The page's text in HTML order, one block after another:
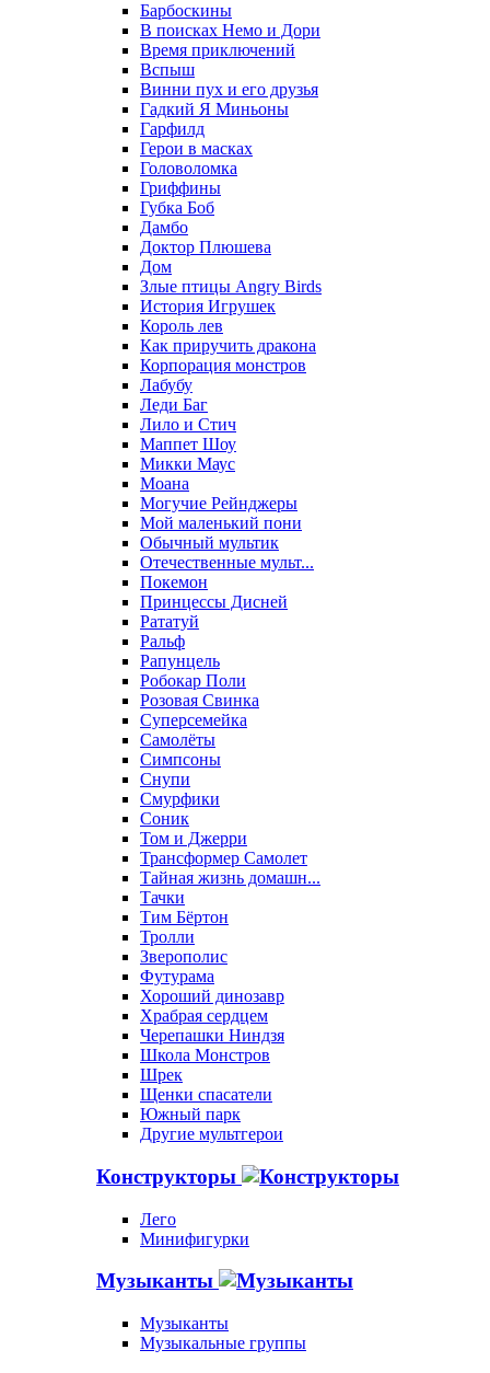
Барбоскины
В поисках Немо и Дори
Время приключений
Вспыш
Винни пух и его друзья
Гадкий Я Миньоны
Гарфилд
Герои в масках
Головоломка
Гриффины
Губка Боб
Дамбо
Доктор Плюшева
Дом
Злые птицы Angry Birds
История Игрушек
Король лев
Как приручить дракона
Корпорация монстров
Лабубу
Леди Баг
Лило и Стич
Маппет Шоу
Микки Маус
Моана
Могучие Рейнджеры
Мой маленький пони
Обычный мультик
Отечественные мульт...
Покемон
Принцессы Дисней
Рататуй
Ральф
Рапунцель
Робокар Поли
Розовая Свинка
Суперсемейка
Самолёты
Симпсоны
Снупи
Смурфики
Соник
Том и Джерри
Трансформер Самолет
Тайная жизнь домашн...
Тачки
Тим Бёртон
Тролли
Зверополис
Футурама
Хороший динозавр
Храбрая сердцем
Черепашки Ниндзя
Школа Монстров
Шрек
Щенки спасатели
Южный парк
Другие мультгерои
Конструкторы
Лего
Минифигурки
Музыканты
Музыканты
Музыкальные группы